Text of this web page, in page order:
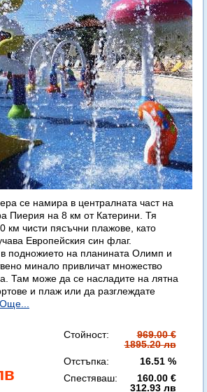
се намира в централната част на
Пиерия на 8 км от Катерини. Тя
км чисти пясъчни плажове, като
Европейския син флаг.
подножието на планината Олимп и
минало привличат множество
Там може да се насладите на лятна
и плаж или да разглеждате
Още...
Стойност:
969.00 €
1895.20 лв
Отстъпка:
16.51 %
Спестяваш:
160.00 €
312.93 лв